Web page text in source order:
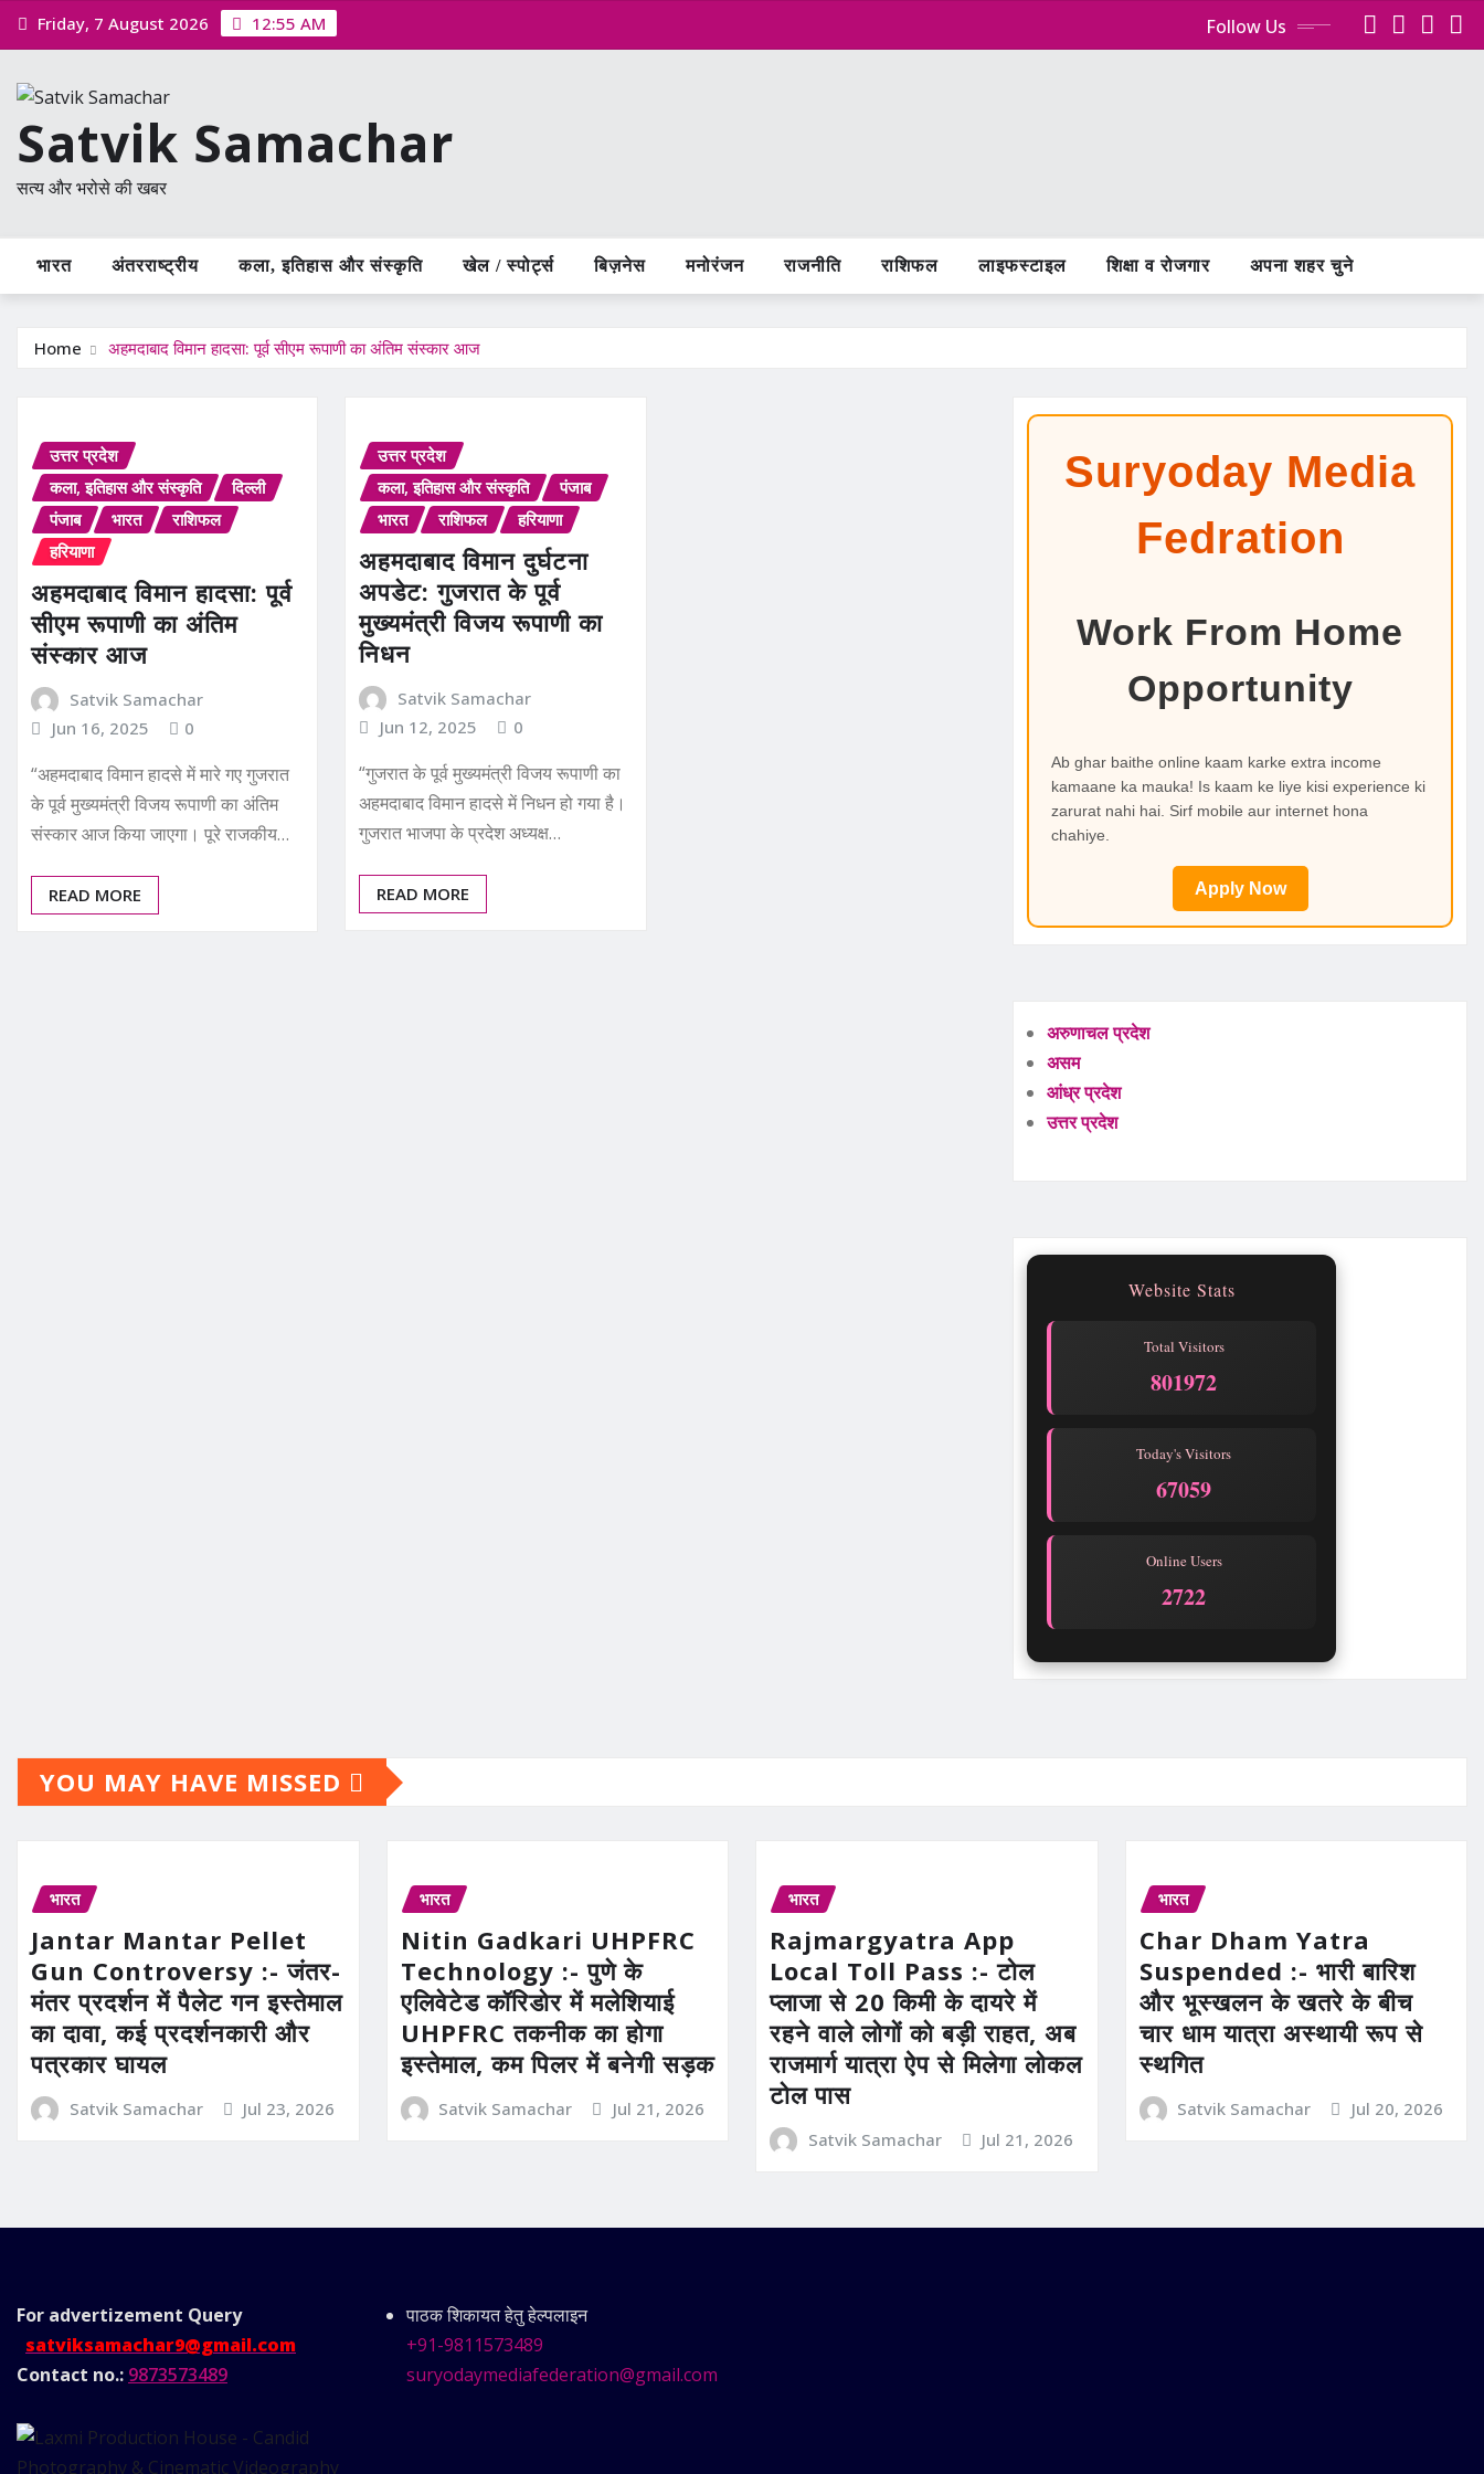
Skip Friday, 7 August 2026 12:55 AM Follow Us
Satvik Samachar
सत्य और भरोसे की खबर
भारत अंतरराष्ट्रीय कला, इतिहास और संस्कृति खेल / स्पोर्ट्स बिज़नेस मनोरंजन राजनीति राशिफल लाइफस्टाइल शिक्षा व रोजगार अपना शहर चुने
Home अहमदाबाद विमान हादसा: पूर्व सीएम रूपाणी का अंतिम संस्कार आज
उत्तर प्रदेश
कला, इतिहास और संस्कृति
दिल्ली
पंजाब
भारत
राशिफल
हरियाणा
अहमदाबाद विमान हादसा: पूर्व
सीएम रूपाणी का अंतिम
संस्कार आज
Satvik Samachar
Jun 16, 2025
0
“अहमदाबाद विमान हादसे में मारे गए गुजरात
के पूर्व मुख्यमंत्री विजय रूपाणी का अंतिम
संस्कार आज किया जाएगा। पूरे राजकीय…
READ MORE
उत्तर प्रदेश
कला, इतिहास और संस्कृति
पंजाब
भारत
राशिफल हरियाणा
अहमदाबाद विमान दुर्घटना
अपडेट: गुजरात के पूर्व
मुख्यमंत्री विजय रूपाणी का
निधन
Satvik Samachar
Jun 12, 2025
0
“गुजरात के पूर्व मुख्यमंत्री विजय रूपाणी का
अहमदाबाद विमान हादसे में निधन हो गया है।
गुजरात भाजपा के प्रदेश अध्यक्ष…
READ MORE
Suryoday Media
Fedration
Work From Home
Opportunity
Ab ghar baithe online kaam karke extra income
kamaane ka mauka! Is kaam ke liye kisi experience ki
zarurat nahi hai. Sirf mobile aur internet hona
chahiye.
Apply Now
अरुणाचल प्रदेश
असम
आंध्र प्रदेश
उत्तर प्रदेश
Website Stats
Total Visitors
801972
Today's Visitors
67059
Online Users
2722
YOU MAY HAVE MISSED
भारत
Jantar Mantar Pellet
Gun Controversy :- जंतर-
मंतर प्रदर्शन में पैलेट गन इस्तेमाल
का दावा, कई प्रदर्शनकारी और
पत्रकार घायल
Satvik Samachar Jul 23, 2026
भारत
Nitin Gadkari UHPFRC
Technology :- पुणे के
एलिवेटेड कॉरिडोर में मलेशियाई
UHPFRC तकनीक का होगा
इस्तेमाल, कम पिलर में बनेगी सड़क
Satvik Samachar Jul 21, 2026
भारत
Rajmargyatra App
Local Toll Pass :- टोल
प्लाजा से 20 किमी के दायरे में
रहने वाले लोगों को बड़ी राहत, अब
राजमार्ग यात्रा ऐप से मिलेगा लोकल
टोल पास
Satvik Samachar Jul 21, 2026
भारत
Char Dham Yatra
Suspended :- भारी बारिश
और भूस्खलन के खतरे के बीच
चार धाम यात्रा अस्थायी रूप से
स्थगित
Satvik Samachar Jul 20, 2026
For advertizement Query
satviksamachar9@gmail.com
Contact no.: 9873573489
पाठक शिकायत हेतु हेल्पलाइन
+91-9811573489
suryodaymediafederation@gmail.com